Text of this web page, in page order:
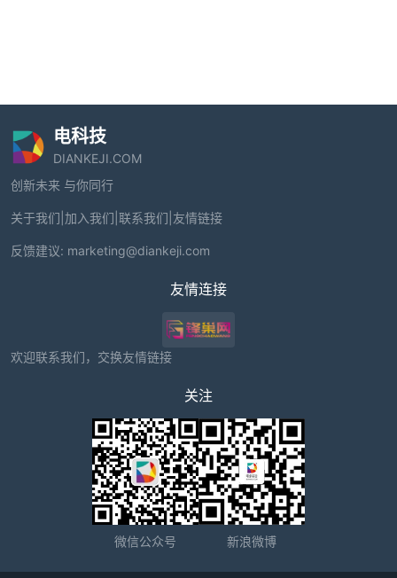
电科技
DIANKEJI.COM
创新未来 与你同行
关于我们 加入我们 联系我们 友情链接
反馈建议: marketing@diankeji.com
友情连接
欢迎联系我们，交换友情链接
关注
微信公众号 新浪微博